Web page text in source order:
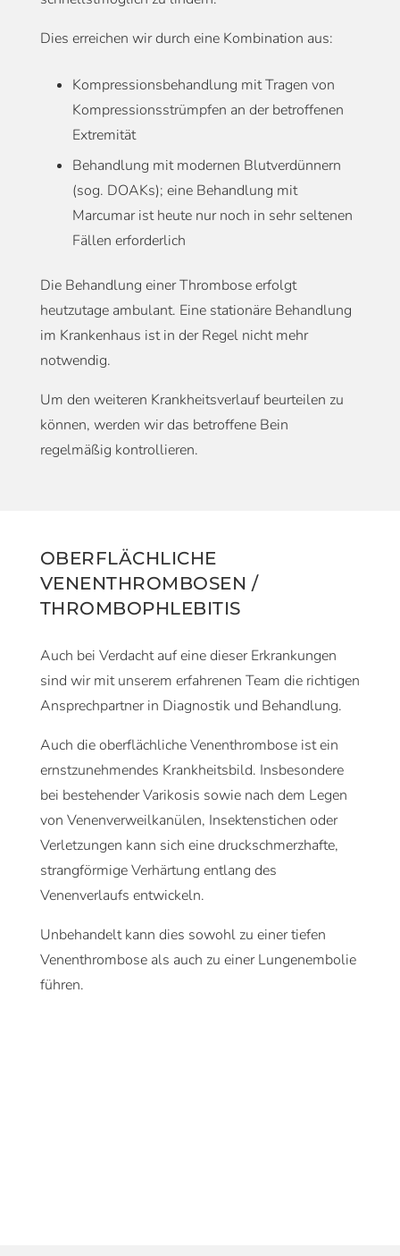
Dies erreichen wir durch eine Kombination aus:
Kompressionsbehandlung mit Tragen von
Kompressionsstrümpfen an der betroffenen
Extremität
Behandlung mit modernen Blutverdünnern
(sog. DOAKs); eine Behandlung mit
Marcumar ist heute nur noch in sehr seltenen
Fällen erforderlich
Die Behandlung einer Thrombose erfolgt
heutzutage ambulant. Eine stationäre Behandlung
im Krankenhaus ist in der Regel nicht mehr
notwendig.
Um den weiteren Krankheitsverlauf beurteilen zu
können, werden wir das betroffene Bein
regelmäßig kontrollieren.
OBERFLÄCHLICHE
VENENTHROMBOSEN /
THROMBOPHLEBITIS
Auch bei Verdacht auf eine dieser Erkrankungen
sind wir mit unserem erfahrenen Team die richtigen
Ansprechpartner in Diagnostik und Behandlung.
Auch die oberflächliche Venenthrombose ist ein
ernstzunehmendes Krankheitsbild. Insbesondere
bei bestehender Varikosis sowie nach dem Legen
von Venenverweilkanülen, Insektenstichen oder
Verletzungen kann sich eine druckschmerzhafte,
strangförmige Verhärtung entlang des
Venenverlaufs entwickeln.
Unbehandelt kann dies sowohl zu einer tiefen
Venenthrombose als auch zu einer Lungenembolie
führen.